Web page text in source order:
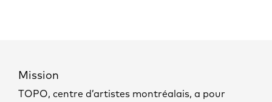
Mission
TOPO, centre d’artistes montréalais, a pour